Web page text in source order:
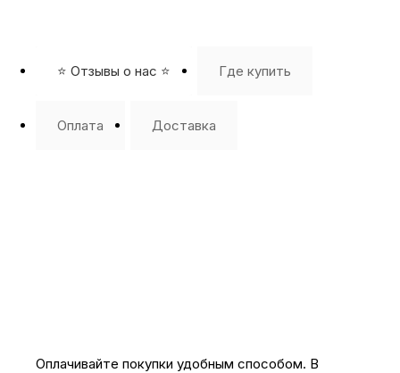
⭐️ Отзывы о нас ⭐️ Где купить
Оплата Доставка
Оплачивайте покупки удобным способом. В